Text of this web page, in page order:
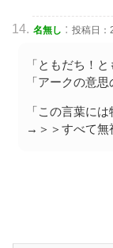
名無し : 投稿日：
「ともだち！と
「アークの意思
「この言葉に
→＞＞すべて無